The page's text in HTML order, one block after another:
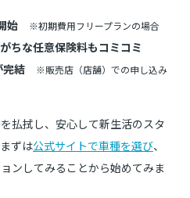
始 ※初期費用フリープランの場合
ちな任意保険料もコミコミ
結
※販売店（店舗）での申し込み
払拭し、安心して新生活のスタ
ずは公式サイトで車種を選び、
ンしてみることから始めてみま